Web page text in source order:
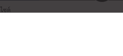
ซต์